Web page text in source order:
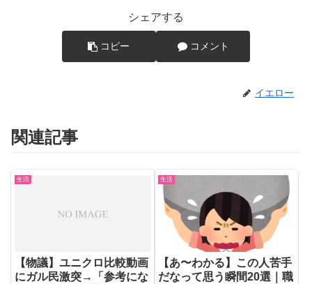
シェアする
コピー コメント
イエロー
関連記事
生活
【物議】ユニクロ比較動画
にガル民激突→「参考にな
生活
【あ〜わかる】この人苦手
だなって思う瞬間20選｜職